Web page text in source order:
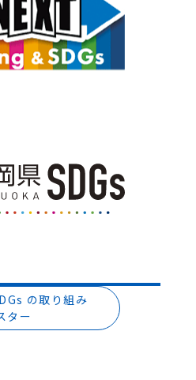
の取り組み
ター